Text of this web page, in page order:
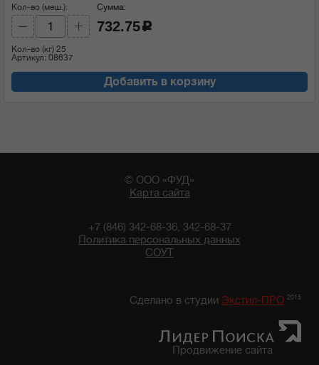
Кол-во (меш.):
Кол-во (кг) 25
Артикул: 08637
Сумма:
732.75 c
Добавить в корзину
© ООО «ФУД»
Карта сайта
+7 (846) 342-68-36, 342-68-37
Политика персональных данных
СОУТ
Сделано в студии Экстил-ПРО 2015
Продвижение сайта